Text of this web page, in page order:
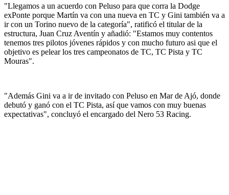
"Llegamos a un acuerdo con Peluso para que corra la Dodge
exPonte porque Martín va con una nueva en TC y Gini también va a
ir con un Torino nuevo de la categoría", ratificó el titular de la
estructura, Juan Cruz Aventín y añadió: "Estamos muy contentos
tenemos tres pilotos jóvenes rápidos y con mucho futuro asi que el
objetivo es pelear los tres campeonatos de TC, TC Pista y TC
Mouras".
"Además Gini va a ir de invitado con Peluso en Mar de Ajó, donde
debutó y ganó con el TC Pista, así que vamos con muy buenas
expectativas", concluyó el encargado del Nero 53 Racing.